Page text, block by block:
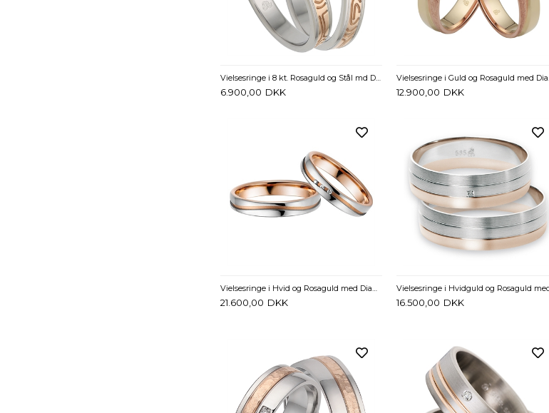
6.900,00 DKK 12.900,00 DKK
Vielsesringe i Hvid og Rosaguld med Diamanter 0,03 ct - 4 mm
21.600,00 DKK 16.500,00 DKK